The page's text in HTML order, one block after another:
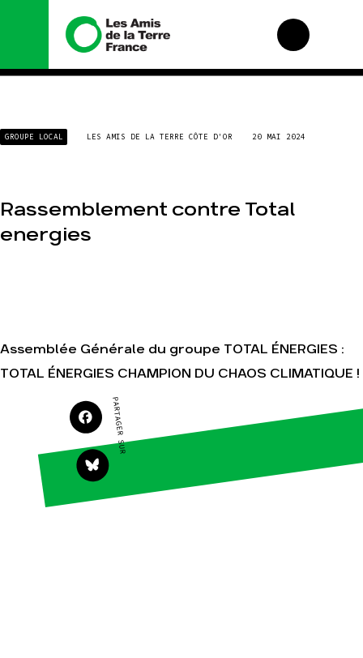
Nous connaître
Histoire
méthodes
Valeurs
Je soutiens les Amis
de la Terre
Mode : une
Agir
Faire un don
S'engager sur le
terrain
Agir au quotidien
Nos
Surproduction
GROUPE LOCAL LES AMIS DE LA TERRE CÔTE D'OR 20 MAI 2024
Rassemblement contre Total
energies
Assemblée Générale du groupe TOTAL ÉNERGIES :
TOTAL ÉNERGIES CHAMPION DU CHAOS CLIMATIQUE !
PARTAGER SUR